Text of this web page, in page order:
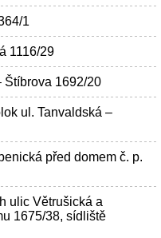
1
1116/29
Štíbrova 1692/20
ul. Tanvaldská –
před domem č. p.
ulic Větrušická a
1675/38, sídliště